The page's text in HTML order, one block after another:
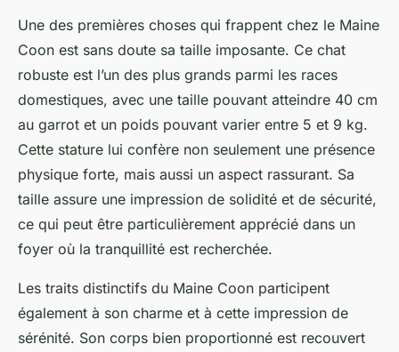
Une des premières choses qui frappent chez le Maine
Coon est sans doute sa taille imposante. Ce chat
robuste est l’un des plus grands parmi les races
domestiques, avec une taille pouvant atteindre 40 cm
au garrot et un poids pouvant varier entre 5 et 9 kg.
Cette stature lui confère non seulement une présence
physique forte, mais aussi un aspect rassurant. Sa
taille assure une impression de solidité et de sécurité,
ce qui peut être particulièrement apprécié dans un
foyer où la tranquillité est recherchée.
Les traits distinctifs du Maine Coon participent
également à son charme et à cette impression de
sérénité. Son corps bien proportionné est recouvert